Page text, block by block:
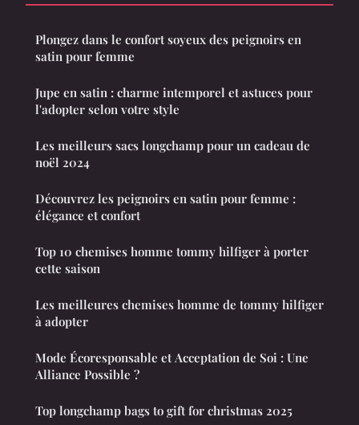
Plongez dans le confort soyeux des peignoirs en
satin pour femme
Jupe en satin : charme intemporel et astuces pour
l'adopter selon votre style
Les meilleurs sacs longchamp pour un cadeau de
noël 2024
Découvrez les peignoirs en satin pour femme :
élégance et confort
Top 10 chemises homme tommy hilfiger à porter
cette saison
Les meilleures chemises homme de tommy hilfiger
à adopter
Mode Écoresponsable et Acceptation de Soi : Une
Alliance Possible ?
Top longchamp bags to gift for christmas 2025